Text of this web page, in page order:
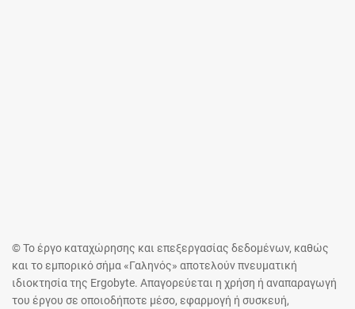
© Το έργο καταχώρησης και επεξεργασίας δεδομένων, καθώς
και το εμπορικό σήμα «Γαληνός» αποτελούν πνευματική
ιδιοκτησία της Ergobyte. Απαγορεύεται η χρήση ή αναπαραγωγή
του έργου σε οποιοδήποτε μέσο, εφαρμογή ή συσκευή,